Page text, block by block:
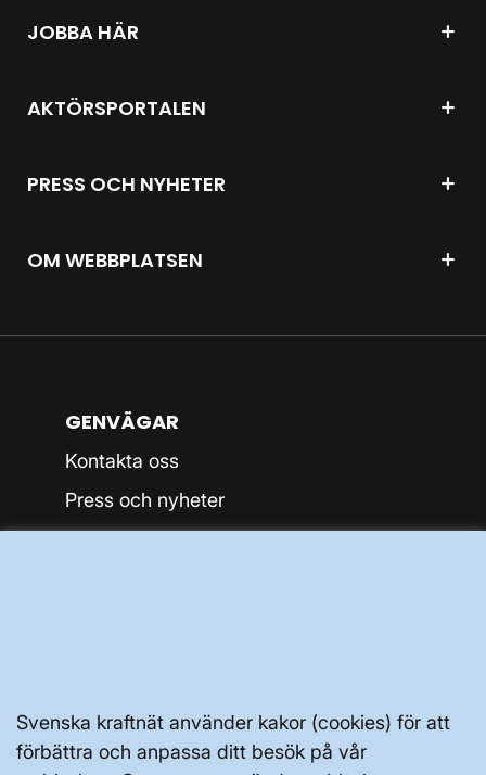
Svenska kraftnät använder kakor (cookies) för att
förbättra och anpassa ditt besök på vår
JOBBA HÄR
AKTÖRSPORTALEN
PRESS OCH NYHETER
OM WEBBPLATSEN
GENVÄGAR
Kontakta oss
Press och nyheter